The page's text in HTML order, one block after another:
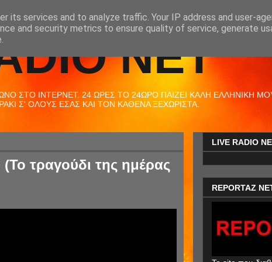
NET
ΣΤΟ ΙΝΤΕΡΝΕΤ. 24 ΩΡΕΣ ΤΟ 24ΩΡΟ ΠΑΙΖΕΙ ΚΑΛΗ ΕΛΛΗΝΙΚΗ
Σ' ΟΛΟΥΣ ΕΣΑΣ ΚΑΙ ΤΟΝ ΚΑΘΕΝΑ ΞΕΧΩΡΙΣΤΑ.
τραγούδι της ημέρας
LIVE RADIO
REPORTAZ
its services and to analyze traffic. Your IP address and user-
and security metrics to ensure quality of service, generate